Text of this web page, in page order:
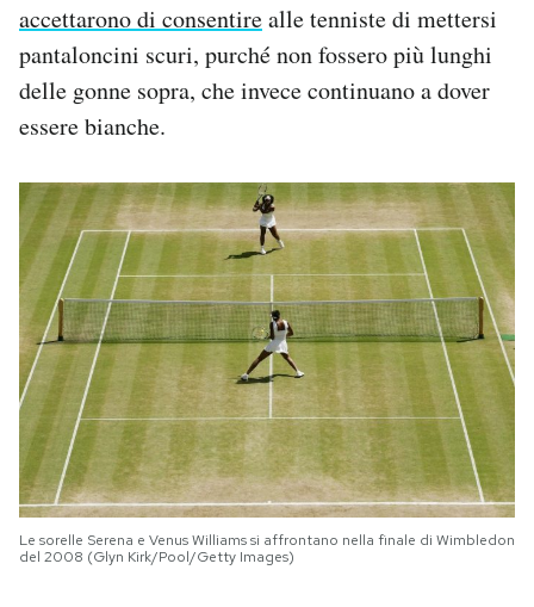
accettarono di consentirealle tenniste di mettersi
pantaloncini scuri, purché non fossero più lunghi
delle gonne sopra, che invece continuano a dover
essere bianche.
Le sorelle Serena e Venus Williams si affrontano nella finale di Wimbledon
del 2008 (Glyn Kirk/Pool/Getty Images)